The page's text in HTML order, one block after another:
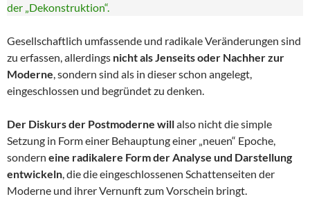
der „Dekonstruktion“.
Gesellschaftlich umfassende und radikale Veränderungen sind
zu erfassen, allerdings nicht als Jenseits oder Nachher zur
Moderne, sondern sind als in dieser schon angelegt,
eingeschlossen und begründet zu denken.
Der Diskurs der Postmoderne willalso nicht die simple
Setzung in Form einer Behauptung einer „neuen“ Epoche,
sondern eine radikalere Form der Analyse und Darstellung
entwickeln, die die eingeschlossenen Schattenseiten der
Moderne und ihrer Vernunft zum Vorschein bringt.